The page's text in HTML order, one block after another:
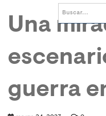
Una
guerra